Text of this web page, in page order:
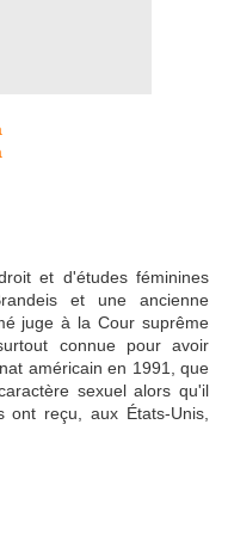
et d'études féminines
et une ancienne
juge à la Cour suprême
connue pour avoir
américain en 1991, que
sexuel alors qu'il
ont reçu, aux États-Unis,